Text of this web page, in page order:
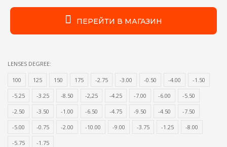
ПЕРЕЙТИ В МАГАЗИН
LENSES DEGREE:
100 125 150 175 -2.75 -3.00 -0.50 -4.00 -1.50
-5.25 -3.25 -8.50 -2,25 -4.25 -7.00 -6.00 -5.50
-2.50 -3.50 -1.00 -6.50 -4.75 -9.50 -4.50 -7.50
-5.00 -0.75 -2.00 -10.00 -9.00 -3.75 -1.25 -8.00
-5.75 -1.75